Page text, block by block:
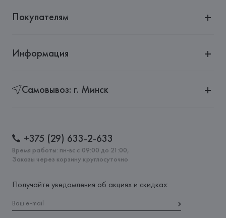
Покупателям
Информация
Самовывоз: г. Минск
+375 (29) 633-2-633
Время работы: пн-вс с 09:00 до 21:00,
Заказы через корзину круглосуточно
Получайте уведомления об акциях и скидках: